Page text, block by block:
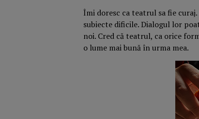
Îmi doresc ca teatrul sa fie
subiecte dificile. Dialogul lor
noi. Cred că teatrul, ca orice
o lume mai bună în urma mea.